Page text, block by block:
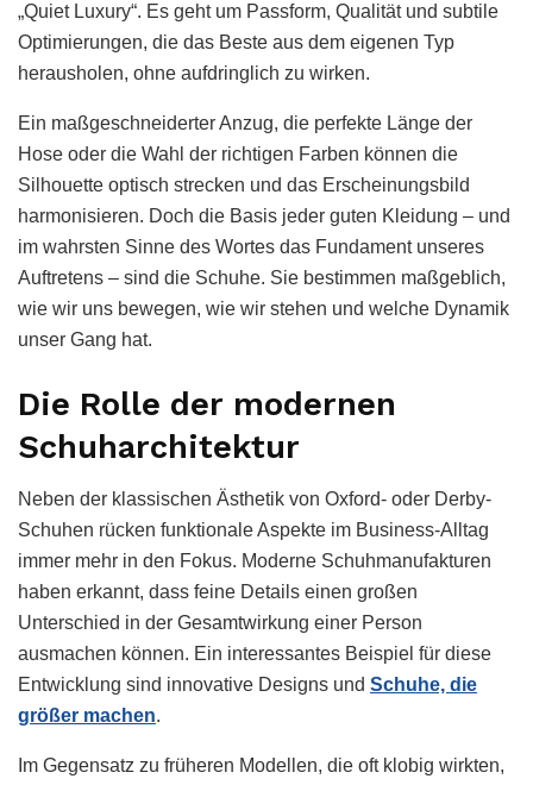
„Quiet Luxury“. Es geht um Passform, Qualität und subtile
Optimierungen, die das Beste aus dem eigenen Typ
herausholen, ohne aufdringlich zu wirken.
Ein maßgeschneiderter Anzug, die perfekte Länge der
Hose oder die Wahl der richtigen Farben können die
Silhouette optisch strecken und das Erscheinungsbild
harmonisieren. Doch die Basis jeder guten Kleidung – und
im wahrsten Sinne des Wortes das Fundament unseres
Auftretens – sind die Schuhe. Sie bestimmen maßgeblich,
wie wir uns bewegen, wie wir stehen und welche Dynamik
unser Gang hat.
Die Rolle der modernen
Schuharchitektur
Neben der klassischen Ästhetik von Oxford- oder Derby-
Schuhen rücken funktionale Aspekte im Business-Alltag
immer mehr in den Fokus. Moderne Schuhmanufakturen
haben erkannt, dass feine Details einen großen
Unterschied in der Gesamtwirkung einer Person
ausmachen können. Ein interessantes Beispiel für diese
Entwicklung sind innovative Designs und Schuhe, die
größer machen.
Im Gegensatz zu früheren Modellen, die oft klobig wirkten,